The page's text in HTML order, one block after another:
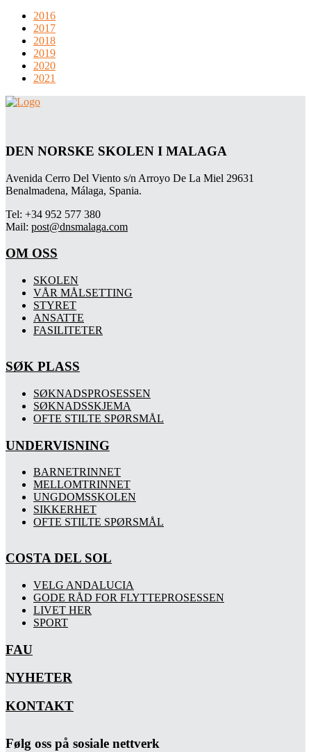
2016
2017
2018
2019
2020
2021
DEN NORSKE SKOLEN I MALAGA
Avenida Cerro Del Viento s/n Arroyo De La Miel 29631
Benalmadena, Málaga, Spania.
Tel: +34 952 577 380
Mail: post@dnsmalaga.com
OM OSS
SKOLEN
VÅR MÅLSETTING
STYRET
ANSATTE
FASILITETER
SØK PLASS
SØKNADSPROSESSEN
SØKNADSSKJEMA
OFTE STILTE SPØRSMÅL
UNDERVISNING
BARNETRINNET
MELLOMTRINNET
UNGDOMSSKOLEN
SIKKERHET
OFTE STILTE SPØRSMÅL
COSTA DEL SOL
VELG ANDALUCIA
GODE RÅD FOR FLYTTEPROSESSEN
LIVET HER
SPORT
FAU
NYHETER
KONTAKT
Følg oss på sosiale nettverk